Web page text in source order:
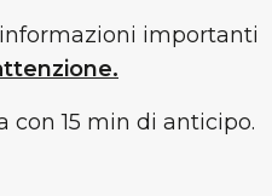
importanti
con 15 min di anticipo.